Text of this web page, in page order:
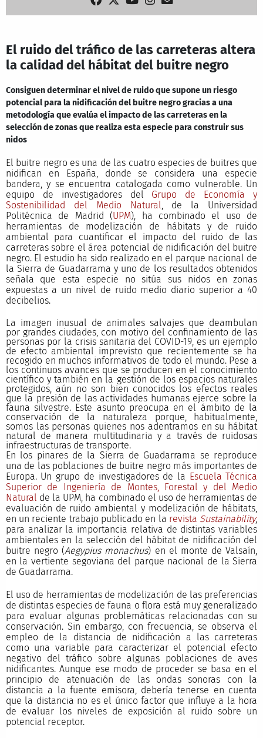
El ruido del tráfico de las carreteras altera
la calidad del hábitat del buitre negro
Consiguen determinar el nivel de ruido que supone un riesgo
potencial para la nidificación del buitre negro gracias a una
metodología que evalúa el impacto de las carreteras en la
selección de zonas que realiza esta especie para construir sus
nidos
El buitre negro es una de las cuatro especies de buitres que
nidifican en España, donde se considera una especie
bandera, y se encuentra catalogada como vulnerable. Un
equipo de investigadores del Grupo de Economía y
Sostenibilidad del Medio Natural , de la Universidad
Politécnica de Madrid (UPM), ha combinado el uso de
herramientas de modelización de hábitats y de ruido
ambiental para cuantificar el impacto del ruido de las
carreteras sobre el área potencial de nidificación del buitre
negro. El estudio ha sido realizado en el parque nacional de
la Sierra de Guadarrama y uno de los resultados obtenidos
señala que esta especie no sitúa sus nidos en zonas
expuestas a un nivel de ruido medio diario superior a 40
decibelios.
La imagen inusual de animales salvajes que deambulan
por grandes ciudades, con motivo del confinamiento de las
personas por la crisis sanitaria del COVID-19, es un ejemplo
de efecto ambiental imprevisto que recientemente se ha
recogido en muchos informativos de todo el mundo. Pese a
los continuos avances que se producen en el conocimiento
científico y también en la gestión de los espacios naturales
protegidos, aún no son bien conocidos los efectos reales
que la presión de las actividades humanas ejerce sobre la
fauna silvestre. Este asunto preocupa en el ámbito de la
conservación de la naturaleza porque, habitualmente,
somos las personas quienes nos adentramos en su hábitat
natural de manera multitudinaria y a través de ruidosas
infraestructuras de transporte.
En los pinares de la Sierra de Guadarrama se reproduce
una de las poblaciones de buitre negro más importantes de
Europa. Un grupo de investigadores de la Escuela Técnica
Superior de Ingeniería de Montes, Forestal y del Medio
Natural de la UPM, ha combinado el uso de herramientas de
evaluación de ruido ambiental y modelización de hábitats,
en un reciente trabajo publicado en la revista Sustainability,
para analizar la importancia relativa de distintas variables
ambientales en la selección del hábitat de nidificación del
buitre negro (Aegypius monachus) en el monte de Valsaín,
en la vertiente segoviana del parque nacional de la Sierra
de Guadarrama.
El uso de herramientas de modelización de las preferencias
de distintas especies de fauna o flora está muy generalizado
para evaluar algunas problemáticas relacionadas con su
conservación. Sin embargo, con frecuencia, se observa el
empleo de la distancia de nidificación a las carreteras
como una variable para caracterizar el potencial efecto
negativo del tráfico sobre algunas poblaciones de aves
nidificantes. Aunque ese modo de proceder se basa en el
principio de atenuación de las ondas sonoras con la
distancia a la fuente emisora, debería tenerse en cuenta
que la distancia no es el único factor que influye a la hora
de evaluar los niveles de exposición al ruido sobre un
potencial receptor.